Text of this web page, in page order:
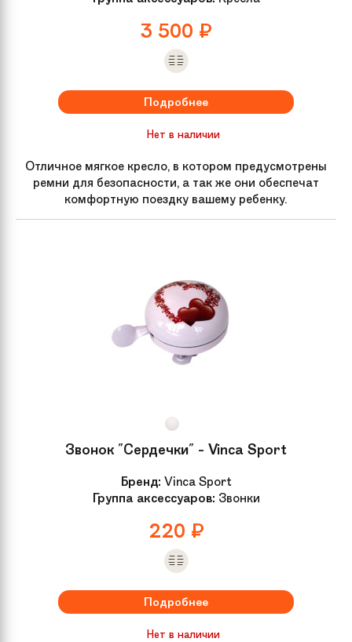
3 500 ₽
Подробнее
Нет в наличии
Отличное мягкое кресло, в котором предусмотрены
ремни для безопасности, а так же они обеспечат
комфортную поездку вашему ребенку.
Звонок "Сердечки" - Vinca Sport
Бренд: Vinca Sport
Группа аксессуаров: Звонки
220 ₽
Подробнее
Нет в наличии